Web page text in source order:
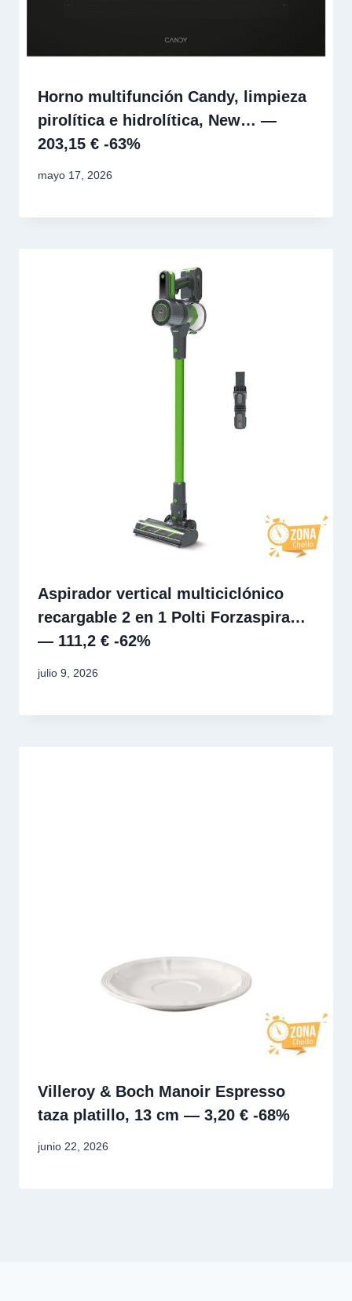
Horno multifunción Candy, limpieza
pirolítica e hidrolítica, New… —
203,15 € -63%
mayo 17, 2026
Aspirador vertical multiciclónico
recargable 2 en 1 Polti Forzaspira…
— 111,2 € -62%
julio 9, 2026
Villeroy & Boch Manoir Espresso
taza platillo, 13 cm — 3,20 € -68%
junio 22, 2026